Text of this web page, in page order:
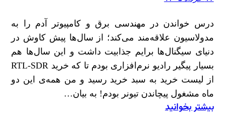
درس خواندن در مهندسی برق و کامپیوتر آدم را به
مدولاسیون علاقه‌مند می‌کند؛ از سال‌ها پیش کاوش در
دنیای سیگنال‌ها برایم جذابیت داشت و این سال‌ها هم
بسیار پیگیر رادیو نرم‌افزاری بودم تا که خرید RTL-SDR
از لیست خرید به سبد خرید رسید و من همه‌ی این دو
ماه مشغول پیچاندن تیونر بودم! به بیان…
بیشتر بخوانید
: